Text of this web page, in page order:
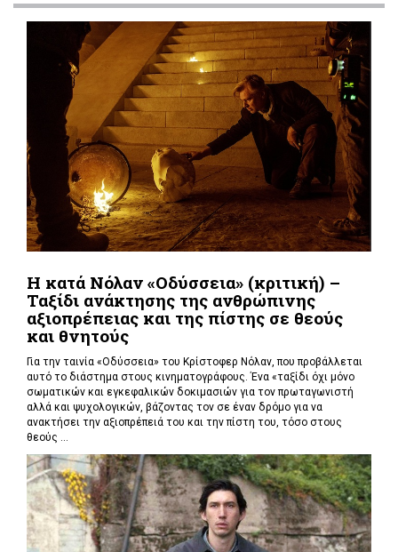
Η κατά Νόλαν «Οδύσσεια» (κριτική) –
Ταξίδι ανάκτησης της ανθρώπινης
αξιοπρέπειας και της πίστης σε θεούς
και θνητούς
Για την ταινία «Οδύσσεια» του Κρίστοφερ Νόλαν,που προβάλλεται
αυτό το διάστημα στους κινηματογράφους. Ένα «ταξίδι όχι μόνο
σωματικών και εγκεφαλικών δοκιμασιών για τον πρωταγωνιστή
αλλά και ψυχολογικών, βάζοντας τον σε έναν δρόμο για να
ανακτήσει την αξιοπρέπειά του και την πίστη του, τόσο στους
θεούς ...